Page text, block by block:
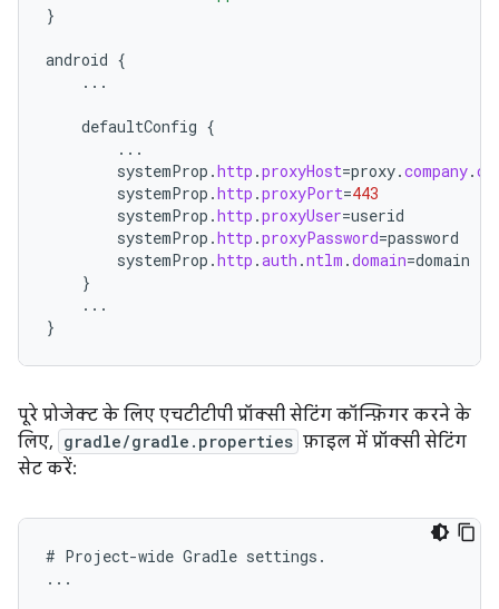
}
android {
...
defaultConfig {
...
systemProp .http .proxyHost=proxy.company.
systemProp .http .proxyPort=443
systemProp .http .proxyUser=userid
systemProp .http .proxyPassword=password
systemProp .http .auth .ntlm .domain=domain
}
...
}
पूरे प्रोजेक्ट के लिए एचटीटीपी प्रॉक्सी सेटिंग कॉन्फ़िगर करने के
लिए, gradle/gradle.properties फ़ाइल में प्रॉक्सी सेटिंग
सेट करें:
# Project-wide Gradle settings .
...